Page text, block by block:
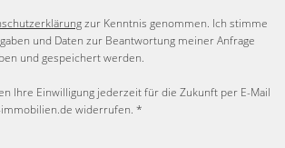
zur Kenntnis genommen. Ich stimme
und Daten zur Beantwortung meiner Anfrage
und gespeichert werden.
Ihre Einwilligung jederzeit für die Zukunft per E-Mail
widerrufen. *